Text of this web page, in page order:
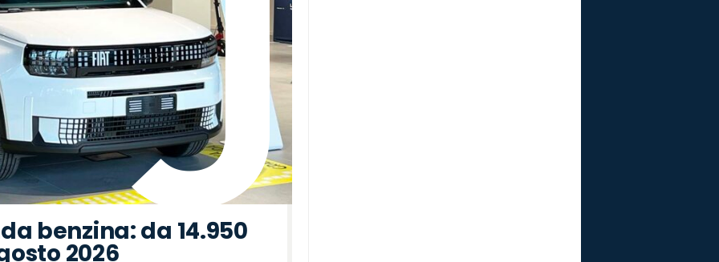
benzina: da 14.950
2026